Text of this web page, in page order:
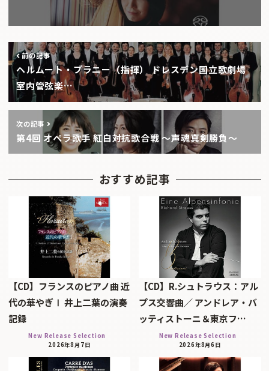
前の記事
ヘルムート・ブラニー（指揮） ドレスデン国立歌劇場
室内管弦楽…
次の記事
第4回 オペラ歌手 紅白対抗歌合戦 〜声魂真剣勝負〜
おすすめ記事
【CD】フランスのピアノ曲 近
代の華やぎⅠ 井上二葉の演奏
記録
New Release Selection
2026年8月7日
【CD】R.シュトラウス：アル
プス交響曲／ アンドレア・バ
ッティストーニ＆東京フ…
New Release Selection
2026年8月6日